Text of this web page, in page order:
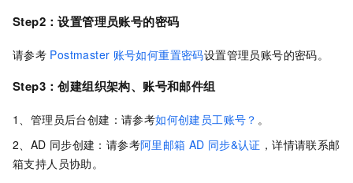
Step2：设置管理员账号的密码
请参考 Postmaster 账号如何重置密码设置管理员账号的密码。
Step3：创建组织架构、账号和邮件组
1、管理员后台创建：请参考如何创建员工账号？ 。
2、AD 同步创建：请参考阿里邮箱 AD 同步&认证 ，详情请联系邮
箱支持人员协助。